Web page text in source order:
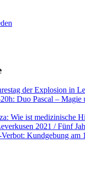
der Explosion in
Duo Pascal – Magie
Wie ist medizinische
2021 / Fünf
Kundgebung am